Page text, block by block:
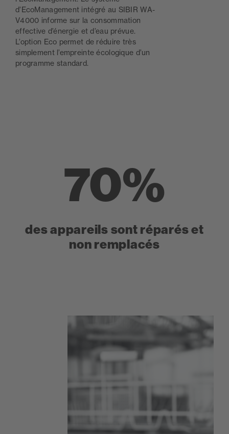
d’EcoManagement intégré au SIBIR WA-
V4000 informe sur la consommation
effective d’énergie et d’eau prévue.
L’option Eco permet de réduire très
simplement l’empreinte écologique d’un
programme standard.
70%
des appareils sont réparés et
non remplacés